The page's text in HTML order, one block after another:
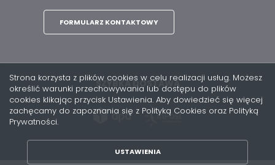
FORMULARZ KONTAKTOWY
SZYBKA DOSTAWA
Strona korzysta z plików cookies w celu realizacji usług. Możesz
określić warunki przechowywania lub dostępu do plików
cookies klikając przycisk Ustawienia. Aby dowiedzieć się więcej
zachęcamy do zapoznania się z Polityką Cookies oraz Polityką
Prywatności.
USTAWIENIA